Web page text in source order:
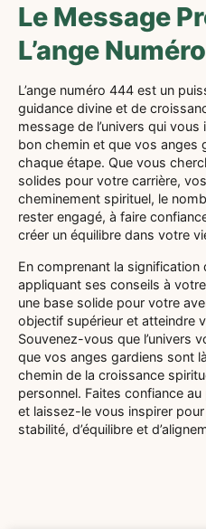
Le Message
L’ange
L’ange numéro 444 est un
guidance divine et de
message de l’univers qui
bon chemin et que vos anges
chaque étape. Que vous
solides pour votre carrière,
cheminement spirituel, le
rester engagé, à faire
créer un équilibre dans votre
En comprenant la signification
appliquant ses conseils à
une base solide pour votre
objectif supérieur et atteindre
Souvenez-vous que l’univers
que vos anges gardiens sont
chemin de la croissance
personnel. Faites confiance
et laissez-le vous inspirer
stabilité, d’équilibre et